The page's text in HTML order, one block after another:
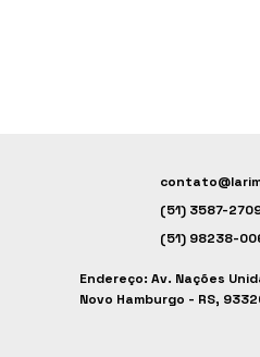
(51) 3587-
(51) 98238-
Endereço: Av. Nações
Novo Hamburgo - RS,